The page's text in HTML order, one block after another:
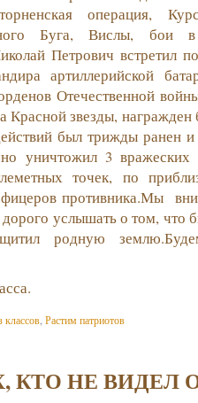
операция,
Буга, Вислы, бои в
Петрович встретил
артиллерийской
Отечественной
Красной звезды,
был трижды ранен
уничтожил 3
точек, по
противника.Мы
услышать о том, что
родную
классов Растим патриотов
КТО НЕ ВИДЕЛ